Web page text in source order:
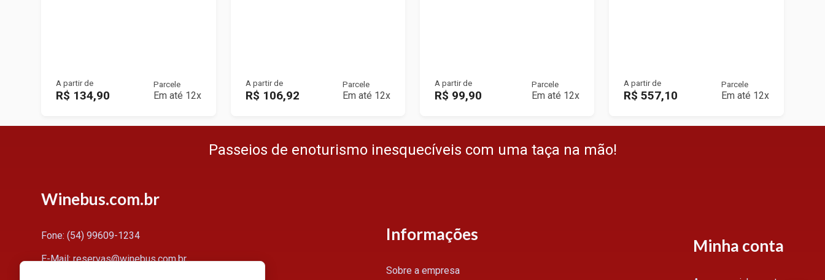
A partir de
R$ 134,90
Parcele
Em até 12x
A partir de
R$ 106,92
Parcele
Em até 12x
A partir de
R$ 99,90
Parcele
Em até 12x
A partir de
R$ 557,10
Parcele
Em até 12x
Passeios de enoturismo inesquecíveis com uma taça na mão!
Winebus.com.br
Fone: (54) 99609-1234
E-Mail: reservas@winebus.com.br
Informações
Sobre a empresa
Minha conta